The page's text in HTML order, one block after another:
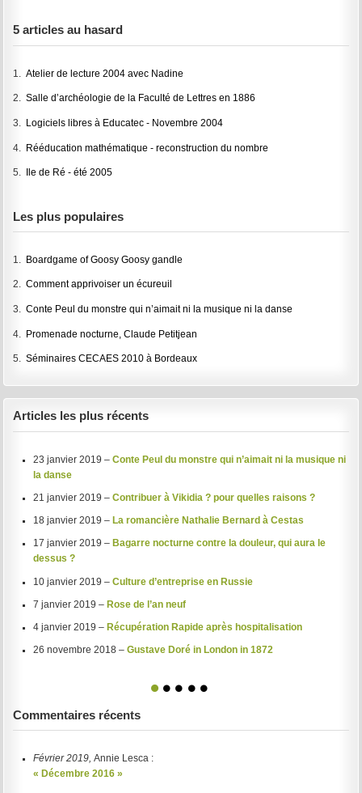
5 articles au hasard
1.Atelier de lecture 2004 avec Nadine
2.Salle d’archéologie de la Faculté de Lettres en 1886
3. Logiciels libres à Educatec - Novembre 2004
4. Rééducation mathématique - reconstruction du nombre
5. Ile de Ré - été 2005
Les plus populaires
1. Boardgame of Goosy Goosy gandle
2.Comment apprivoiser un écureuil
3.Conte Peul du monstre qui n’aimait ni la musique ni la danse
4. Promenade nocturne, Claude Petitjean
5.Séminaires CECAES 2010 à Bordeaux
Articles les plus récents
23 janvier 2019 – Conte Peul du monstre qui n’aimait ni la musique ni
la danse
21 janvier 2019 – Contribuer à Vikidia ? pour quelles raisons ?
18 janvier 2019 – La romancière Nathalie Bernard à Cestas
17 janvier 2019 – Bagarre nocturne contre la douleur, qui aura le
dessus ?
10 janvier 2019 – Culture d’entreprise en Russie
7 janvier 2019 – Rose de l’an neuf
4 janvier 2019 – Récupération Rapide après hospitalisation
26 novembre 2018 – Gustave Doré in London in 1872
1 2 3 4 5
Commentaires récents
Février 2019, Annie Lesca :
« Décembre 2016 »